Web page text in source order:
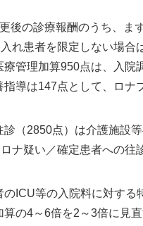
後の診療報酬のうち、ま
れ患者を限定しない場
管理加算950点は、入
導は147点として、ロナ
診（2850点）は介護施設
ナ疑い／確定患者への往
のICU等の入院料に対す
の4～6倍を2～3倍に見